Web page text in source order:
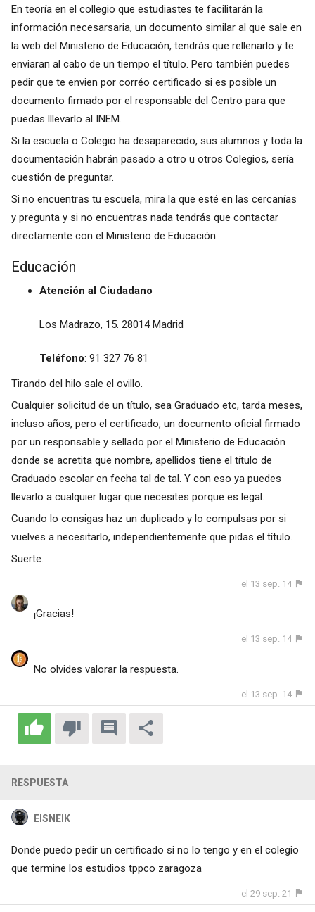
En teoría en el collegio que estudiastes te facilitarán la
información necesarsaria, un documento similar al que sale en
la web del Ministerio de Educación, tendrás que rellenarlo y te
enviaran al cabo de un tiempo el título. Pero también puedes
pedir que te envien por corréo certificado si es posible un
documento firmado por el responsable del Centro para que
puedas lllevarlo al INEM.
Si la escuela o Colegio ha desaparecido, sus alumnos y toda la
documentación habrán pasado a otro u otros Colegios, sería
cuestión de preguntar.
Si no encuentras tu escuela, mira la que esté en las cercanías
y pregunta y si no encuentras nada tendrás que contactar
directamente con el Ministerio de Educación.
Educación
Atención al Ciudadano
Los Madrazo, 15. 28014 Madrid
Teléfono: 91 327 76 81
Tirando del hilo sale el ovillo.
Cualquier solicitud de un título, sea Graduado etc, tarda meses,
incluso años, pero el certificado, un documento oficial firmado
por un responsable y sellado por el Ministerio de Educación
donde se acretita que nombre, apellidos tiene el título de
Graduado escolar en fecha tal de tal. Y con eso ya puedes
llevarlo a cualquier lugar que necesites porque es legal.
Cuando lo consigas haz un duplicado y lo compulsas por si
vuelves a necesitarlo, independientemente que pidas el título.
Suerte.
el 13 sep. 14
¡Gracias!
el 13 sep. 14
No olvides valorar la respuesta.
el 13 sep. 14
RESPUESTA
ElSNEIK
Donde puedo pedir un certificado si no lo tengo y en el colegio
que termine los estudios tppco zaragoza
el 29 sep. 21